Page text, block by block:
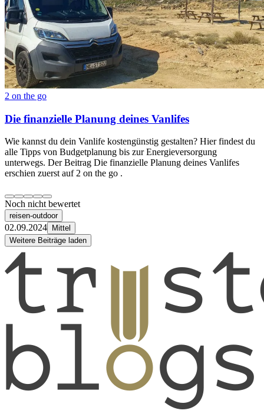
2 on the go
Die finanzielle Planung deines Vanlifes
Wie kannst du dein Vanlife kostengünstig gestalten? Hier findest du
alle Tipps von Budgetplanung bis zur Energieversorgung
unterwegs. Der Beitrag Die finanzielle Planung deines Vanlifes
erschien zuerst auf 2 on the go .
Noch nicht bewertet
reisen-outdoor
02.09.2024
Mittel
Weitere Beiträge laden